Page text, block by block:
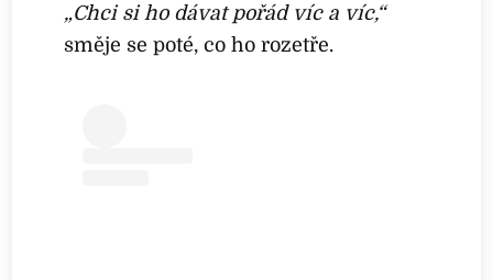
„Chci si ho dávat pořád víc a víc,“
směje se poté, co ho rozetře.